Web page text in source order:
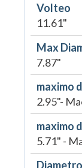
Volteo
11.61"
Max
7.87"
maximo
2.95"-
maximo
5.71" -